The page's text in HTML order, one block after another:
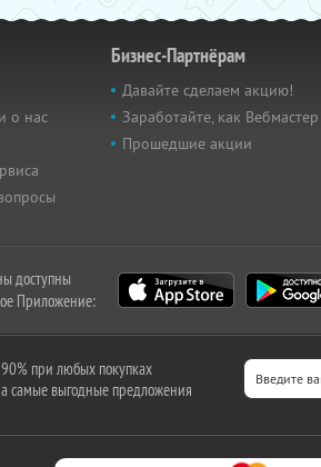
о нас
Бизнес-Партнёрам
Давайте сделаем акцию!
Заработайте, как Вебмастер
Прошедшие акции
доступны
Приложение:
при любых покупках
самые выгодные предложения